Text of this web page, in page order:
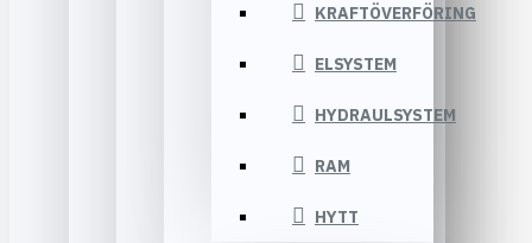
KRAFTÖVERFÖRING
ELSYSTEM
HYDRAULSYSTEM
RAM
HYTT